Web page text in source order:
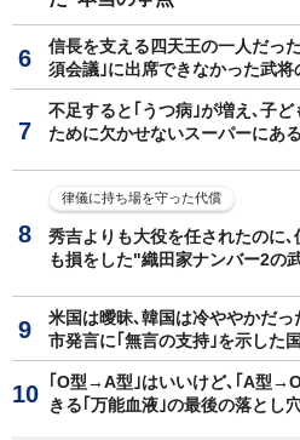
信長を支える四天王の一人だっ
須会議｣に出席できなかった武将
不足すると｢うつ病｣が増え､子
ために欠かせないスーパーにあ
律儀に持ち場を守った代償
秀吉よりも大役を任されたのに
も損をした"織田家ナンバー2の
米国は曖昧､韓国は冷ややかだ
市発言に｢無言の支持｣を示した
｢O型→A型｣はいいけど､｢A型
きる｢万能血液｣の最後の落とし